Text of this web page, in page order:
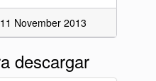
November 2013
descargar